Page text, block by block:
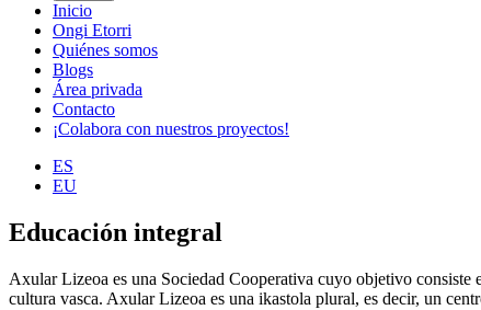
Inicio
Ongi Etorri
Quiénes somos
Blogs
Área privada
Contacto
¡Colabora con nuestros proyectos!
ES
EU
Educación integral
Axular Lizeoa es una Sociedad Cooperativa cuyo objetivo consiste
cultura vasca. Axular Lizeoa es una ikastola plural, es decir, un